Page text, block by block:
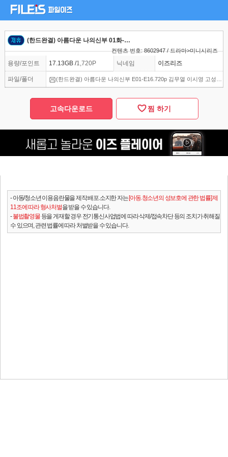
(한드완결) 아름다운 나의신부 01화-16화 전편 고화질 720p 김무열 이시영 고성희 이승연
컨텐츠 번호: 8602947 / 드라마>미니시리즈
용량/포인트 17.13GB /1,720P 닉네임 이즈리즈
파일/폴더 (한드완결) 아름다운 나의신부 E01-E16.720p 김무열 이시영 고성희 이승연
고속다운로드 찜 하기
- 아동/청소년 이용음란물을 제작.배포.소지한 자는[아동.청소년의 성보호에 관한 법률] 제
11조에 따라 형사처벌을 받을 수 있습니다.
-불법촬영물 등을 게재할 경우 전기통신사업법에 따라 삭제/접속차단 등의 조치가 취해질
수 있으며, 관련 법률에 따라 처벌받을 수 있습니다.